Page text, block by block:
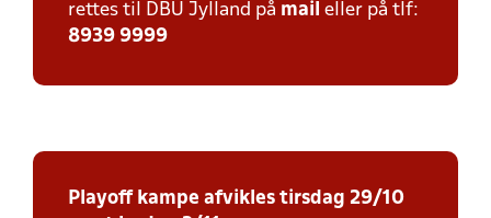
rettes til DBU Jylland på mail eller på tlf:
8939 9999
Playoff kampe afvikles tirsdag 29/10